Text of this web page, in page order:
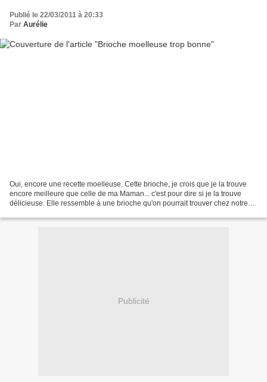
Publié le 22/03/2011 à 20:33
Par Aurélie
Oui, encore une recette moelleuse. Cette brioche, je crois que je la trouve
encore meilleure que celle de ma Maman... c'est pour dire si je la trouve
délicieuse. Elle ressemble à une brioche qu'on pourrait trouver chez notre
Publicité